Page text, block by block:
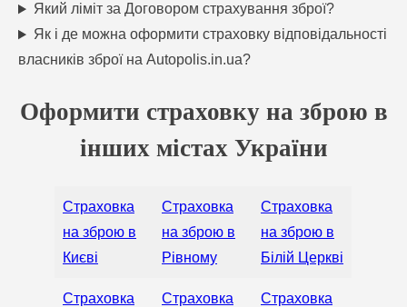
Який ліміт за Договором страхування зброї?
Як і де можна оформити страховку відповідальності
власників зброї на Autopolis.in.ua?
Оформити страховку на зброю в
інших містах України
Страховка
на зброю в
Києві
Страховка
на зброю в
Рівному
Страховка
на зброю в
Білій Церкві
Страховка
Страховка
Страховка